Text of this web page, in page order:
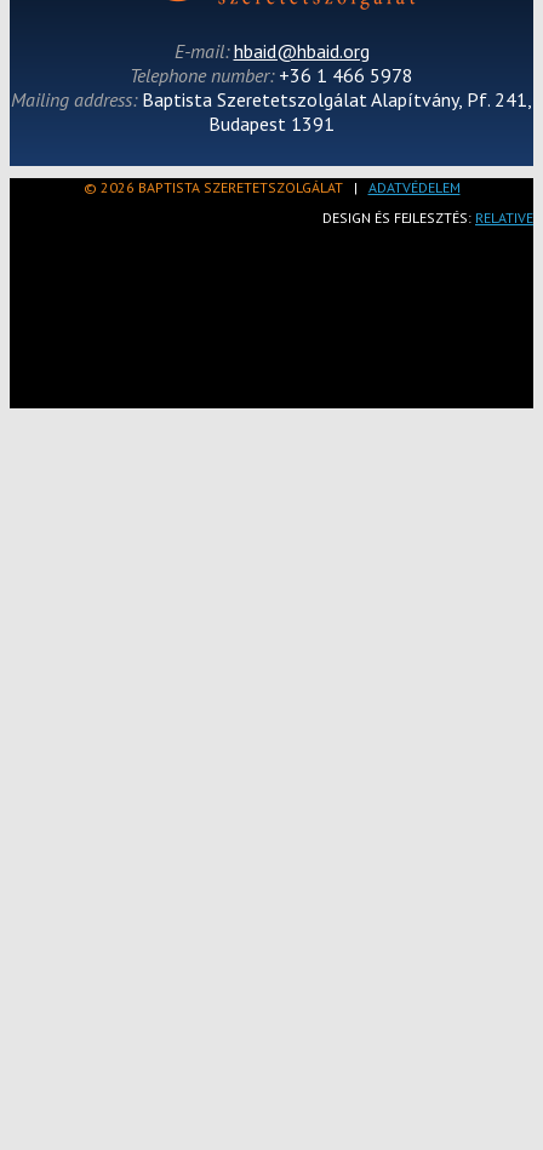
E-mail:hbaid@hbaid.org
Telephone number: +36 1 466 5978
Mailing address: Baptista Szeretetszolgálat Alapítvány, Pf. 241,
Budapest 1391
© 2026 BAPTISTA SZERETETSZOLGÁLAT| ADATVÉDELEM
DESIGN ÉS FEJLESZTÉS: RELATIVE